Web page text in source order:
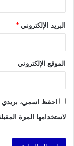
البريد الإلكتروني *
الموقع الإلكتروني
احفظ اسمي، بريدي
لاستخدامها المرة